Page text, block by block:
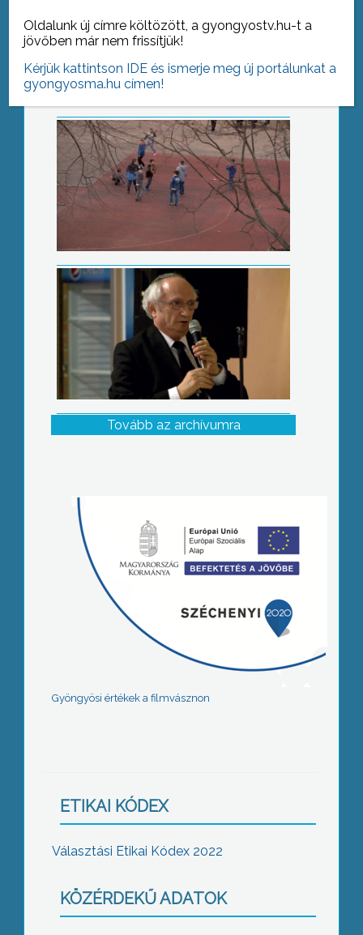
Purim
Tovább az archívumra
Gyöngyösi értékek a filmvásznon
ETIKAI KÓDEX
Választási Etikai Kódex 2022
KÖZÉRDEKŰ ADATOK
Oldalunk új címre költözött, a gyongyostv.hu-t a
jövőben már nem frissítjük!
Kérjük kattintson IDE és ismerje meg új portálunkat a
gyongyosma.hu címen!